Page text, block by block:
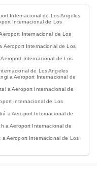
Internacional de Los Angeles
Internacional de Los
Internacional de Los
Aeroport Internacional de Los
Internacional de Los
de Los Angeles
a Aeroport Internacional de
a Aeroport Internacional de
Internacional de Los
a Aeroport Internacional de
a Aeroport Internacional de
a Aeroport Internacional de Los